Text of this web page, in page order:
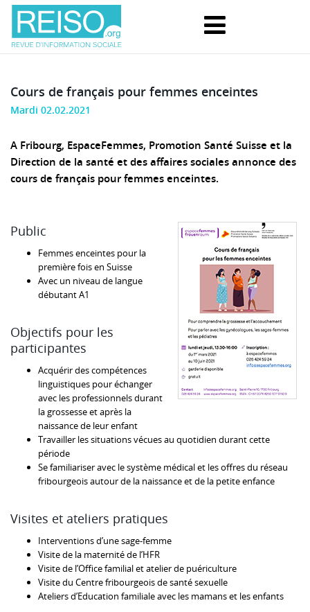
Cours de français pour femmes enceintes
Mardi 02.02.2021
A Fribourg, EspaceFemmes, Promotion Santé Suisse et la
Direction de la santé et des affaires sociales annonce des
cours de français pour femmes enceintes.
Public
Femmes enceintes pour la
première fois en Suisse
Avec un niveau de langue
débutant A1
Objectifs pour les
participantes
Acquérir des compétences
linguistiques pour échanger
avec les professionnels durant
la grossesse et après la
naissance de leur enfant
Travailler les situations vécues au quotidien durant cette
période
Se familiariser avec le système médical et les offres du réseau
fribourgeois autour de la naissance et de la petite enfance
Visites et ateliers pratiques
Interventions d’une sage-femme
Visite de la maternité de l’HFR
Visite de l’Office familial et atelier de puériculture
Visite du Centre fribourgeois de santé sexuelle
Ateliers d’Education familiale avec les mamans et les enfants